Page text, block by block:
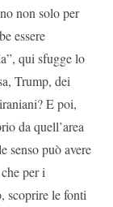
non solo per
essere
qui sfugge lo
Trump, dei
E poi,
da quell’area
senso può avere
per i
scoprire le fonti